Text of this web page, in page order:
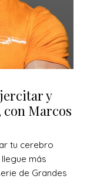
y
Marcos
tu cerebro
más
de Grandes